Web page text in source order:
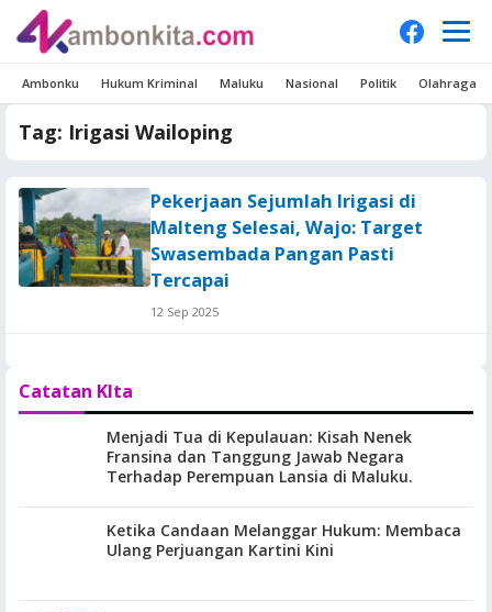
Ambonku Hukum Kriminal Maluku Nasional Politik Olahraga
Tag: Irigasi Wailoping
Pekerjaan Sejumlah Irigasi di
Malteng Selesai, Wajo: Target
Swasembada Pangan Pasti
Tercapai
12 Sep 2025
Catatan KIta
Menjadi Tua di Kepulauan: Kisah Nenek
Fransina dan Tanggung Jawab Negara
Terhadap Perempuan Lansia di Maluku.
Ketika Candaan Melanggar Hukum: Membaca
Ulang Perjuangan Kartini Kini